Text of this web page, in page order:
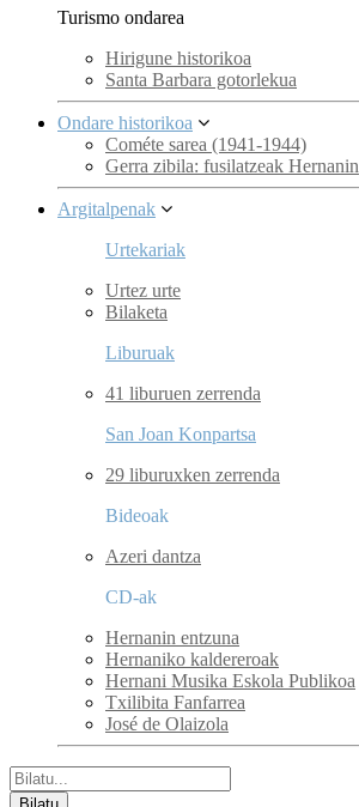
Turismo ondarea
Hirigune historikoa
Santa Barbara gotorlekua
Ondare historikoa
Cométe sarea (1941-1944)
Gerra zibila: fusilatzeak Hernanin
Argitalpenak
Urtekariak
Urtez urte
Bilaketa
Liburuak
41 liburuen zerrenda
San Joan Konpartsa
29 liburuxken zerrenda
Bideoak
Azeri dantza
CD-ak
Hernanin entzuna
Hernaniko kaldereroak
Hernani Musika Eskola Publikoa
Txilibita Fanfarrea
José de Olaizola